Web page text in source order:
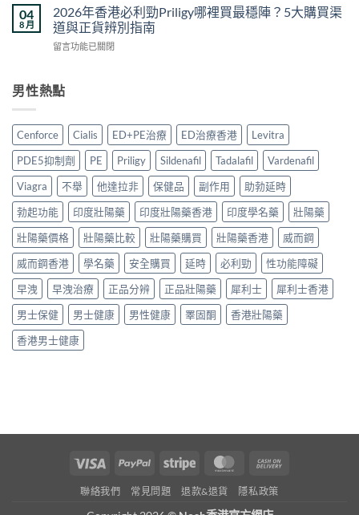
辨
別、
價
較
與
家
心
得
2026〉
中
港
用
真
驗
全
服
用
指
南〉
中
藥
邊
款
好？
港
必
利
勁
比
＋
購
買
貼
士〉
中
年
中
藥
壯
推
5
款
中
配
方
壯
陽
產
品
邊
款
最
值
得
買？〉
04
8 月
2026年香港必利勁Priligy哪裡買最穩陣？5大購買渠
道與正貨辨別指南
在
香
港
利
勁
Priligy
哪
裡
買
最
穩
陣？
5
大
購
買
渠
道
與
正
留言功能已關閉
男性熱點
Cenforce Cialis ED+PE治療 ED治療香港
Levitra
PDE5抑制劑
PE Priligy Sildenafil Tadalafil
Vardenafil
Viagra
不舉 他達拉非 保健品 副作用
助勃延時
勃起功能
印度壯陽藥 印度壯陽藥香港 印度學名藥
壯陽藥
壯陽藥價格
壯陽藥比較 壯陽藥購買 壯陽藥香港
威而鋼
威而鋼香港
學名藥 安全購買 延時 必利勁
性功能障礙
早洩
早洩治療 正品分辨 正品壯陽藥 犀利士
犀利士香港
男士保健
男士健康 男性健康 睪固酮
香港壯陽藥
香港男士健康
Visa PayPal Stripe MasterCard
聯絡我們 常見問題 退款&退貨 隱私政策